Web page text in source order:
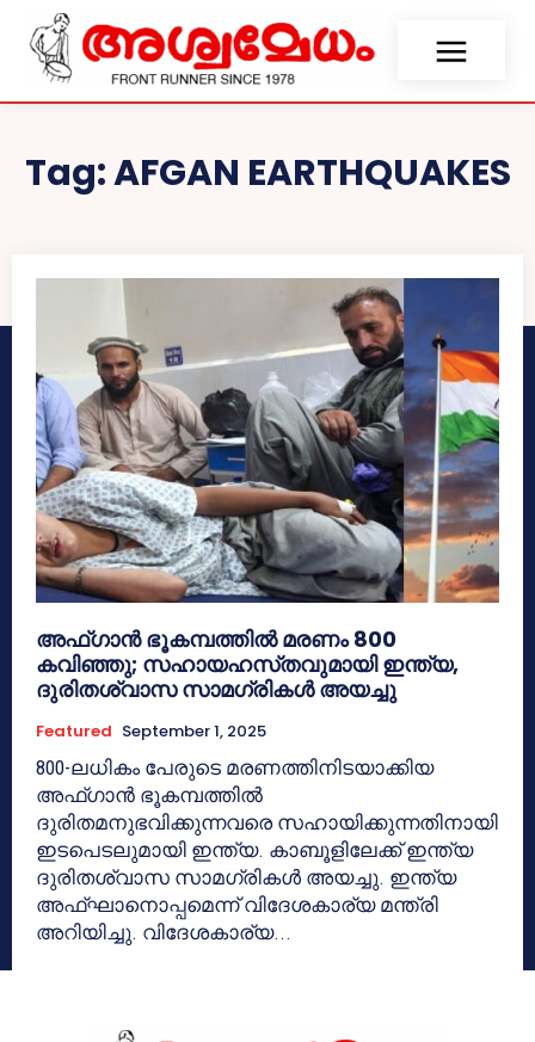
Tag:AFGAN EARTHQUAKES
അഫ്ഗാൻ ഭൂകമ്പത്തിൽ മരണം 800
കവിഞ്ഞു; സഹായഹസ്‌തവുമായി ഇന്ത്യ,
ദുരിതശ്വാസ സാമഗ്രികൾ അയച്ചു
Featured September 1, 2025
800-ലധികം പേരുടെ മരണത്തിനിടയാക്കിയ
അഫ്ഗാൻ ഭൂകമ്പത്തിൽ
ദുരിതമനുഭവിക്കുന്നവരെ സഹായിക്കുന്നതിനായി
ഇടപെടലുമായി ഇന്ത്യ. കാബൂളിലേക്ക് ഇന്ത്യ
ദുരിതശ്വാസ സാമഗ്രികൾ അയച്ചു. ഇന്ത്യ
അഫ്‌ഘാനൊപ്പമെന്ന് വിദേശകാര്യ മന്ത്രി
അറിയിച്ചു. വിദേശകാര്യ...